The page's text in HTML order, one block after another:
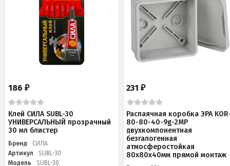
186 ₽
Клей СИЛА SUBL-30
УНИВЕРСАЛЬНЫЙ прозрачный
30 мл блистер
Бренд
СИЛА
Артикул
SUBL-30
Модель
SUBL-30
231₽
Распаячная коробка ЭРА
80-80-40-9g-2MP
двухкомпонентная
безгалогенная
атмосферостойкая
80х80х40мм прямой монтаж